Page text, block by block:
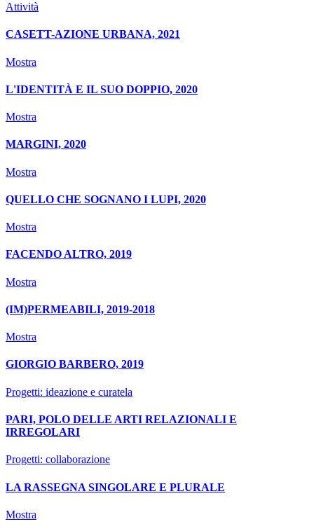
Attività
CASETT-AZIONE URBANA, 2021
Mostra
L'IDENTITÀ E IL SUO DOPPIO, 2020
Mostra
MARGINI, 2020
Mostra
QUELLO CHE SOGNANO I LUPI, 2020
Mostra
FACENDO ALTRO, 2019
Mostra
(IM)PERMEABILI, 2019-2018
Mostra
GIORGIO BARBERO, 2019
Progetti: ideazione e curatela
PARI, POLO DELLE ARTI RELAZIONALI E
IRREGOLARI
Progetti: collaborazione
LA RASSEGNA SINGOLARE E PLURALE
Mostra